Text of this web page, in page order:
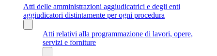
Atti delle amministrazioni aggiudicatrici e degli enti
aggiudicatori distintamente per ogni procedura
Atti relativi alla programmazione di lavori, opere,
servizi e forniture